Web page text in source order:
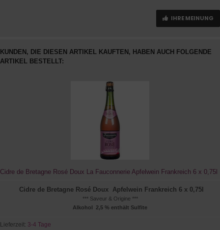
IHRE MEINUNG
KUNDEN, DIE DIESEN ARTIKEL KAUFTEN, HABEN AUCH FOLGENDE
ARTIKEL BESTELLT:
Cidre de Bretagne Rosé Doux La Fauconnerie Apfelwein Frankreich 6 x 0,75l
Cidre de Bretagne Rosé Doux Apfelwein Frankreich 6 x 0,75l
*** Saveur & Origine ***
Alkohol 2,5 % enthält Sulfite
Lieferzeit: 3-4 Tage